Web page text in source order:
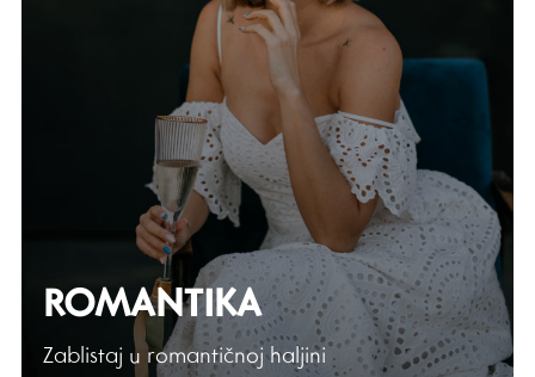
ROMANTIKA
Zablistaj u romantičnoj haljini